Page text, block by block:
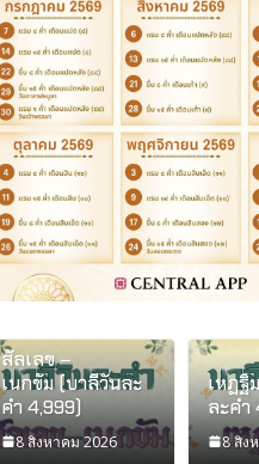
สัลเลข –
เนกขัม (บาลีวันละ
คำ 4,999)
8 สิงหาคม 2026
เหฏฐิ
ละคำ
8 สิง